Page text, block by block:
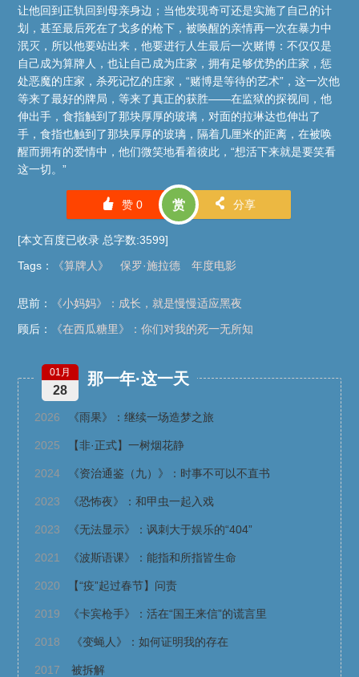
让他回到正轨回到母亲身边；当他发现奇可还是实施了自己的计
划，甚至最后死在了戈多的枪下，被唤醒的亲情再一次在暴力中
泯灭，所以他要站出来，他要进行人生最后一次赌博：不仅仅是
自己成为算牌人，也让自己成为庄家，拥有足够优势的庄家，惩
处恶魔的庄家，杀死记忆的庄家，“赌博是等待的艺术”，这一次他
等来了最好的牌局，等来了真正的获胜——在监狱的探视间，他
伸出手，食指触到了那块厚厚的玻璃，对面的拉琳达也伸出了
手，食指也触到了那块厚厚的玻璃，隔着几厘米的距离，在被唤
醒而拥有的爱情中，他们微笑地看着彼此，“想活下来就是要笑看
这一切。”
󰄼 赞 0 赏 󰄯 分享
[本文百度已收录 总字数:3599]
Tags ： 《算牌人》 保罗·施拉德 年度电影
思前：
《小妈妈》：成长，就是慢慢适应黑夜
顾后：
《在西瓜糖里》：你们对我的死一无所知
那一年·这一天
01月
28
2026 《雨果》：继续一场造梦之旅
2025 【非·正式】一树烟花静
2024 《资治通鉴（九）》：时事不可以不直书
2023 《恐怖夜》：和甲虫一起入戏
2023 《无法显示》：讽刺大于娱乐的“404”
2021 《波斯语课》：能指和所指皆生命
2020 【“疫”起过春节】问责
2019 《卡宾枪手》：活在“国王来信”的谎言里
2018 《变蝇人》：如何证明我的存在
2017 被拆解